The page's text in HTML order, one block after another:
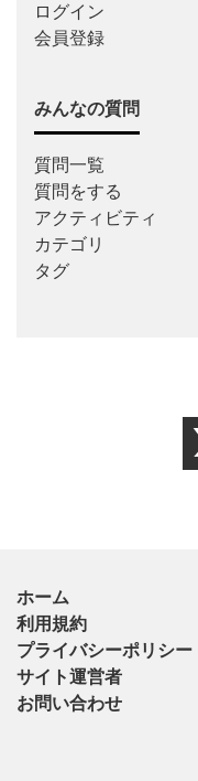
ログイン
会員登録
みんなの質問
質問一覧
質問をする
アクティビティ
カテゴリ
タグ
ホーム
利用規約
プライバシーポリシー
サイト運営者
お問い合わせ